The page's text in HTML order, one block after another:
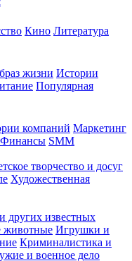
Кино Литература
жизни Истории
Популярная
компаний Маркетинг
Финансы SMM
творчество и досуг
Художественная
других известных
животные Игрушки и
Криминалистика и
и военное дело